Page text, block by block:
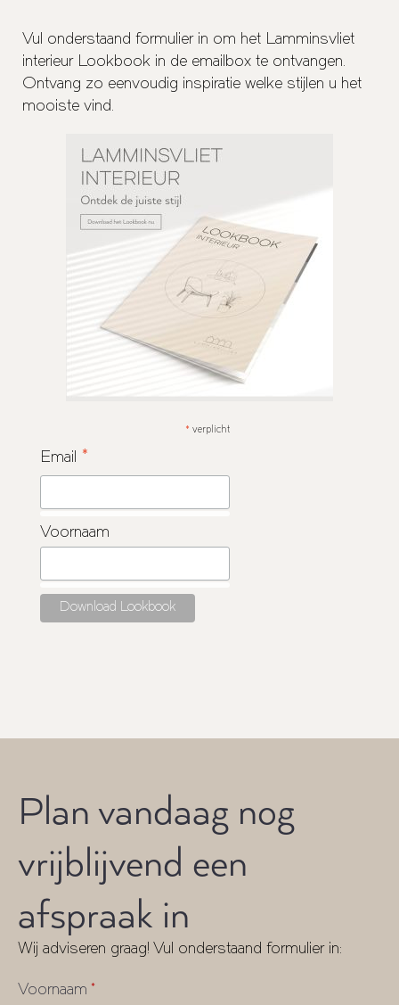
Vul onderstaand formulier in om het Lamminsvliet
interieur Lookbook in de emailbox te ontvangen.
Ontvang zo eenvoudig inspiratie welke stijlen u het
mooiste vind.
* verplicht
Email *
Voornaam
Plan vandaag nog
vrijblijvend een
afspraak in
Wij adviseren graag! Vul onderstaand formulier in:
Voornaam *